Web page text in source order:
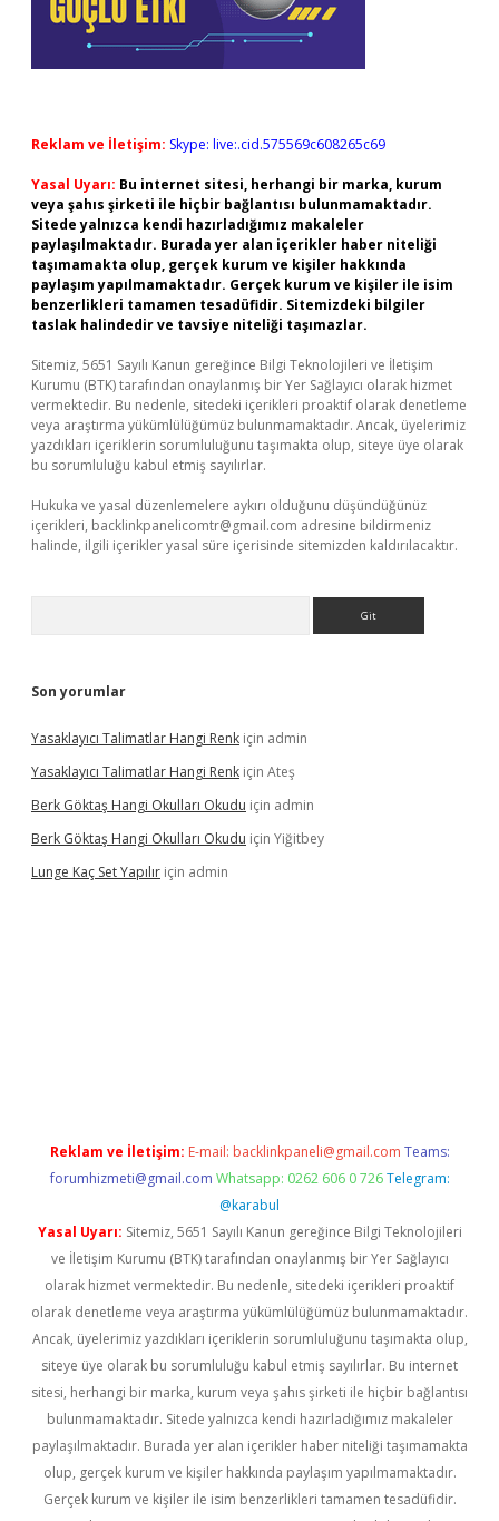
Reklam ve İletişim: Skype: live:.cid.575569c608265c69
Yasal Uyarı: Bu internet sitesi, herhangi bir marka, kurum
veya şahıs şirketi ile hiçbir bağlantısı bulunmamaktadır.
Sitede yalnızca kendi hazırladığımız makaleler
paylaşılmaktadır. Burada yer alan içerikler haber niteliği
taşımamakta olup, gerçek kurum ve kişiler hakkında
paylaşım yapılmamaktadır. Gerçek kurum ve kişiler ile isim
benzerlikleri tamamen tesadüfidir. Sitemizdeki bilgiler
taslak halindedir ve tavsiye niteliği taşımazlar.
Sitemiz, 5651 Sayılı Kanun gereğince Bilgi Teknolojileri ve İletişim
Kurumu (BTK) tarafından onaylanmış bir Yer Sağlayıcı olarak hizmet
vermektedir. Bu nedenle, sitedeki içerikleri proaktif olarak denetleme
veya araştırma yükümlülüğümüz bulunmamaktadır. Ancak, üyelerimiz
yazdıkları içeriklerin sorumluluğunu taşımakta olup, siteye üye olarak
bu sorumluluğu kabul etmiş sayılırlar.
Hukuka ve yasal düzenlemelere aykırı olduğunu düşündüğünüz
içerikleri, backlinkpanelicomtr@gmail.com adresine bildirmeniz
halinde, ilgili içerikler yasal süre içerisinde sitemizden kaldırılacaktır.
Son yorumlar
Yasaklayıcı Talimatlar Hangi Renk için admin
Yasaklayıcı Talimatlar Hangi Renk için Ateş
Berk Göktaş Hangi Okulları Okudu için admin
Berk Göktaş Hangi Okulları Okudu için Yiğitbey
Lunge Kaç Set Yapılır için admin
Reklam ve İletişim: E-mail: backlinkpaneli@gmail.com Teams:
forumhizmeti@gmail.com Whatsapp: 0262 606 0 726 Telegram:
@karabul
Yasal Uyarı: Sitemiz, 5651 Sayılı Kanun gereğince Bilgi Teknolojileri
ve İletişim Kurumu (BTK) tarafından onaylanmış bir Yer Sağlayıcı
olarak hizmet vermektedir. Bu nedenle, sitedeki içerikleri proaktif
olarak denetleme veya araştırma yükümlülüğümüz bulunmamaktadır.
Ancak, üyelerimiz yazdıkları içeriklerin sorumluluğunu taşımakta olup,
siteye üye olarak bu sorumluluğu kabul etmiş sayılırlar. Bu internet
sitesi, herhangi bir marka, kurum veya şahıs şirketi ile hiçbir bağlantısı
bulunmamaktadır. Sitede yalnızca kendi hazırladığımız makaleler
paylaşılmaktadır. Burada yer alan içerikler haber niteliği taşımamakta
olup, gerçek kurum ve kişiler hakkında paylaşım yapılmamaktadır.
Gerçek kurum ve kişiler ile isim benzerlikleri tamamen tesadüfidir.